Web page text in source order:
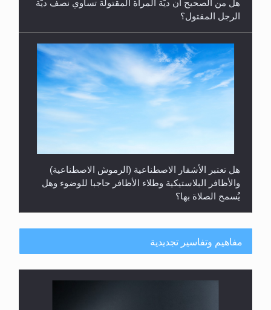
والأظافر البلاستيكية وطلاء الأظافر حاجبا للوضوء وهل
يُسمح الصلاة بها؟
هل يُحسب حول الزكاة وفق السنة الميلادية أو الهجرية؟
مفاهيم وتفاسير تجديدية